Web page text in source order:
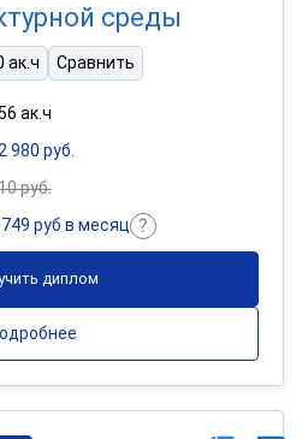
среды
ак.ч Сравнить
ак.ч
980 руб.
руб.
руб в месяц
диплом